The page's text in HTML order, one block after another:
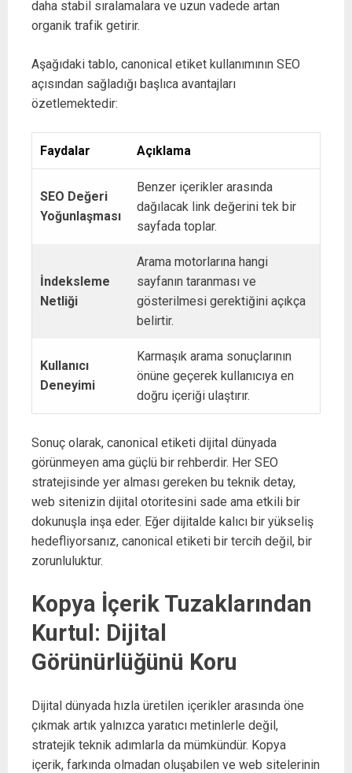
daha stabil sıralamalara ve uzun vadede artan
organik trafik getirir.
Aşağıdaki tablo, canonical etiket kullanımının SEO
açısından sağladığı başlıca avantajları
özetlemektedir:
Faydalar Açıklama
SEO Değeri
Yoğunlaşması
Benzer içerikler arasında
dağılacak link değerini tek bir
sayfada toplar.
İndeksleme
Netliği
Arama motorlarına hangi
sayfanın taranması ve
gösterilmesi gerektiğini açıkça
belirtir.
Kullanıcı
Deneyimi
Karmaşık arama sonuçlarının
önüne geçerek kullanıcıya en
doğru içeriği ulaştırır.
Sonuç olarak, canonical etiketi dijital dünyada
görünmeyen ama güçlü bir rehberdir. Her SEO
stratejisinde yer alması gereken bu teknik detay,
web sitenizin dijital otoritesini sade ama etkili bir
dokunuşla inşa eder. Eğer dijitalde kalıcı bir yükseliş
hedefliyorsanız, canonical etiketi bir tercih değil, bir
zorunluluktur.
Kopya İçerik Tuzaklarından
Kurtul: Dijital
Görünürlüğünü Koru
Dijital dünyada hızla üretilen içerikler arasında öne
çıkmak artık yalnızca yaratıcı metinlerle değil,
stratejik teknik adımlarla da mümkündür. Kopya
içerik, farkında olmadan oluşabilen ve web sitelerinin